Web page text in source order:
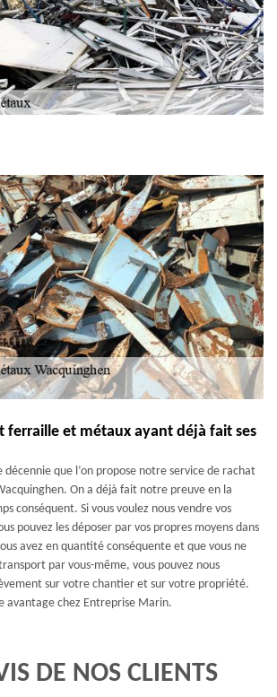
ferraille et métaux ayant déjà fait ses
décennie que l’on propose notre service de rachat
On a déjà fait notre preuve en la
conséquent. Si vous voulez nous vendre vos
pouvez les déposer par vos propres moyens dans
avez en quantité conséquente et que vous ne
par vous-même, vous pouvez nous
sur votre chantier et sur votre propriété.
avantage chez Entreprise Marin.
DE NOS CLIENTS